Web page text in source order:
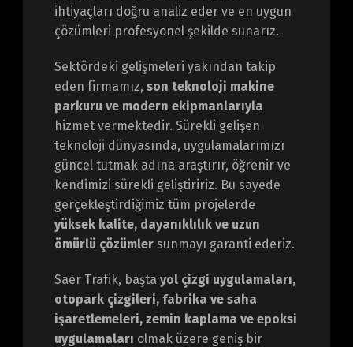
ihtiyaçları doğru analiz eder ve en uygun
çözümleri profesyonel şekilde sunarız.
Sektördeki gelişmeleri yakından takip
eden firmamız, son teknoloji makine
parkuru ve modern ekipmanlarıyla
hizmet vermektedir. Sürekli gelişen
teknoloji dünyasında, uygulamalarımızı
güncel tutmak adına araştırır, öğrenir ve
kendimizi sürekli geliştiririz. Bu sayede
gerçekleştirdiğimiz tüm projelerde
yüksek kalite, dayanıklılık ve uzun
ömürlü çözümlersunmayı garanti ederiz.
Saer Trafik, başta yol çizgi uygulamaları,
otopark çizgileri, fabrika ve saha
işaretlemeleri, zemin kaplama ve epoksi
uygulamaları olmak üzere geniş bir